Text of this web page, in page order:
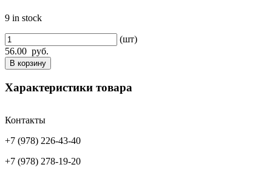
9 in stock
(шт)
56.00 руб.
В корзину
Характеристики товара
Контакты
+7 (978) 226-43-40
+7 (978) 278-19-20